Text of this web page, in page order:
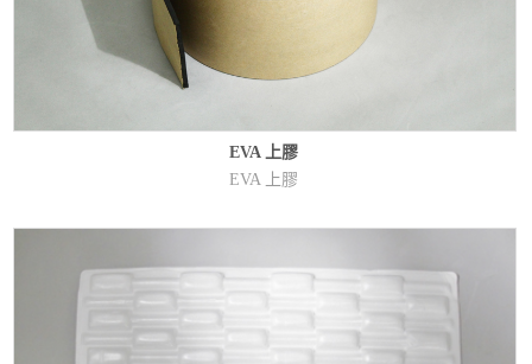
EVA 上膠
EVA 上膠